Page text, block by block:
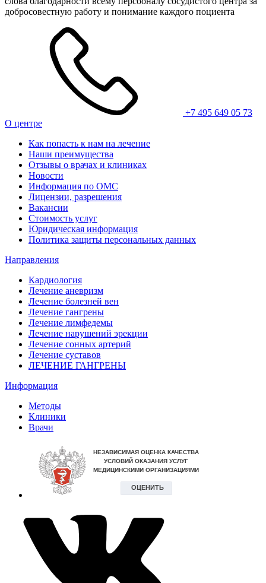
добросовестную работу и понимание каждого поциента
+7 495 649 05 73
О центре
Как попасть к нам на лечение
Наши преимущества
Отзывы о врачах и клиниках
Новости
Информация по ОМС
Лицензии, разрешения
Вакансии
Стоимость услуг
Юридическая информация
Политика защиты персональных данных
Направления
Кардиология
Лечение аневризм
Лечение болезней вен
Лечение гангрены
Лечение лимфедемы
Лечение нарушений эрекции
Лечение сонных артерий
Лечение суставов
ЛЕЧЕНИЕ ГАНГРЕНЫ
Информация
Методы
Клиники
Врачи